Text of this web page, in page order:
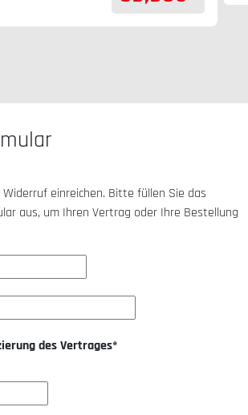
einreichen. Bitte füllen Sie das
aus, um Ihren Vertrag oder Ihre Bestellung
des Vertrages*